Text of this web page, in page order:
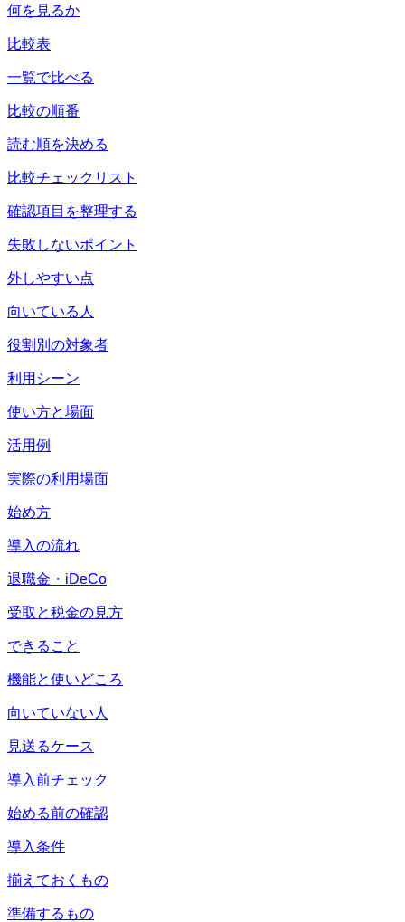
何を見るか
比較表
一覧で比べる
比較の順番
読む順を決める
比較チェックリスト
確認項目を整理する
失敗しないポイント
外しやすい点
向いている人
役割別の対象者
利用シーン
使い方と場面
活用例
実際の利用場面
始め方
導入の流れ
退職金・iDeCo
受取と税金の見方
できること
機能と使いどころ
向いていない人
見送るケース
導入前チェック
始める前の確認
導入条件
揃えておくもの
準備するもの